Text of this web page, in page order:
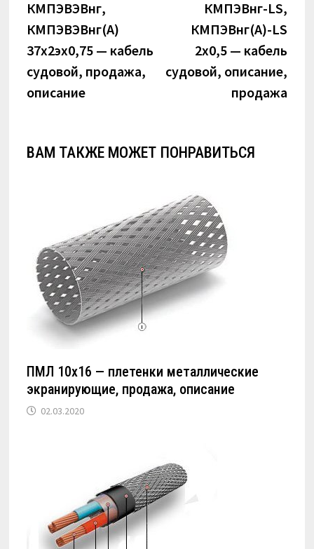
по
записям
КМПЭВЭВнг,
КМПЭВЭВнг(А)
37х2эх0,75 — кабель
судовой, продажа,
описание
КМПЭВнг-LS,
КМПЭВнг(А)-LS
2х0,5 — кабель
судовой, описание,
продажа
ВАМ ТАКЖЕ МОЖЕТ ПОНРАВИТЬСЯ
ПМЛ 10х16 — плетенки металлические
экранирующие, продажа, описание
02.03.2020